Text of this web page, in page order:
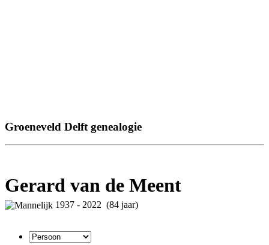
Groeneveld Delft genealogie
Gerard van de Meent
1937 - 2022 (84 jaar)